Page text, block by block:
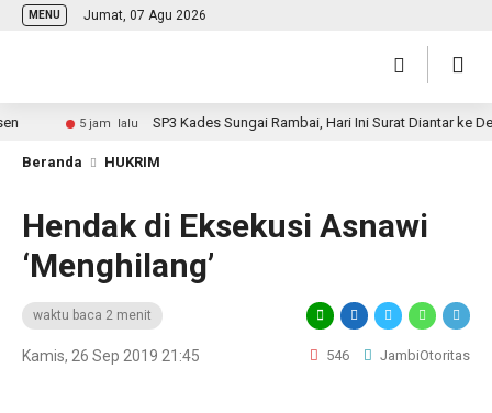
MENU Jumat, 07 Agu 2026
5 jam lalu SP3 Kades Sungai Rambai, Hari Ini Surat Diantar ke Desa
Beranda HUKRIM
Hendak di Eksekusi Asnawi
‘Menghilang’
waktu baca 2 menit
Kamis, 26 Sep 2019 21:45 546 JambiOtoritas